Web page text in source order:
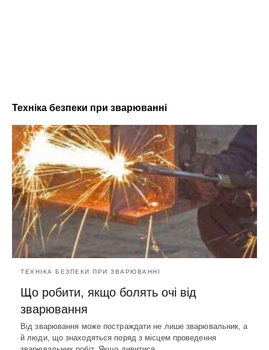
Техніка безпеки при зварюванні
ТЕХНІКА БЕЗПЕКИ ПРИ ЗВАРЮВАННІ
Що робити, якщо болять очі від
зварювання
Від зварювання може постраждати не лише зварювальник, а
й люди, що знаходяться поряд з місцем проведення